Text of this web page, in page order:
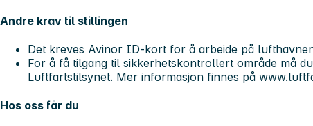
Andre krav til stillingen
Det kreves Avinor ID-kort for å arbeide på
For å få tilgang til sikkerhetskontrollert område må
Luftfartstilsynet. Mer informasjon finnes på
Hos oss får du